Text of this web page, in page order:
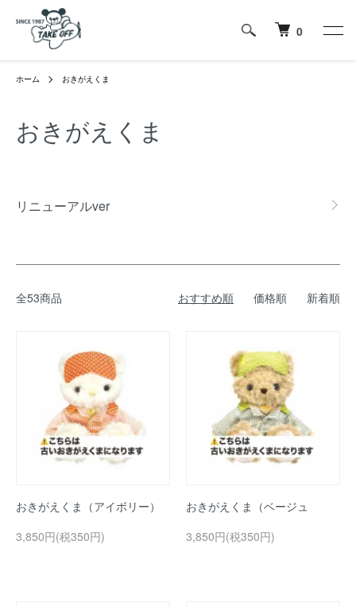
0
ホーム おきがえくま
おきがえくま
リニューアルver
全53商品 おすすめ順 価格順 新着順
おきがえくま（アイボリー）
3,850円(税350円)
おきがえくま（ベージュ
3,850円(税350円)